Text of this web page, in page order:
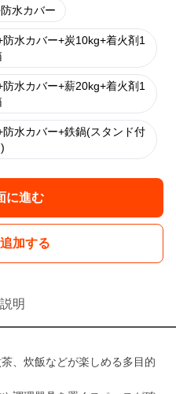
水カバー
水カバー+炭10kg+着火剤1
水カバー+薪20kg+着火剤1
水カバー+鉄鍋(スタンド付
に進む
加する
明
、炊飯などが楽しめる多目的